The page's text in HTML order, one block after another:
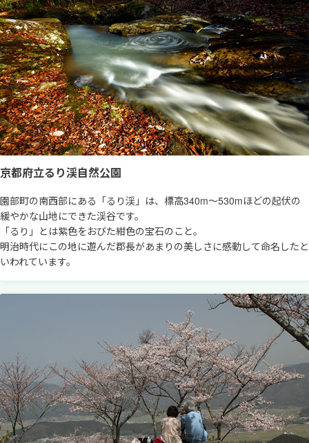
京都府立るり渓自然公園
園部町の南西部にある「るり渓」は、標高340m～530mほどの起伏の
緩やかな山地にできた渓谷です。
「るり」とは紫色をおびた紺色の宝石のこと。
明治時代にこの地に遊んだ郡長があまりの美しさに感動して命名したと
いわれています。